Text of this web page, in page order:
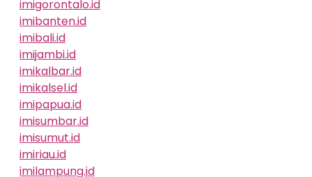
imigorontalo.id
imibanten.id
imibali.id
imijambi.id
imikalbar.id
imikalsel.id
imipapua.id
imisumbar.id
imisumut.id
imiriau.id
imilampung.id